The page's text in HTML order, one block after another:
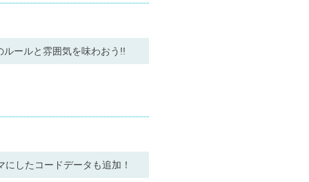
ールと雰囲気を味わおう!!
したコードデータも追加！